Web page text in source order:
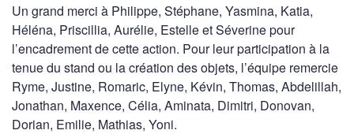
Un grand merci à Philippe, Stéphane, Yasmina, Katia,
Héléna, Priscillia, Aurélie, Estelle et Séverine pour
l’encadrement de cette action. Pour leur participation à la
tenue du stand ou la création des objets, l’équipe remercie
Ryme, Justine, Romaric, Elyne, Kévin, Thomas, Abdelillah,
Jonathan, Maxence, Célia, Aminata, Dimitri, Donovan,
Dorian, Emilie, Mathias, Yoni.